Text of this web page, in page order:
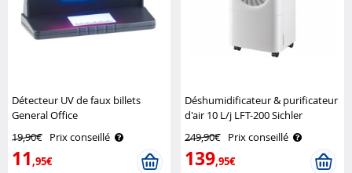
Détecteur UV de faux billets
General Office
19,90€ Prix conseillé
11,95€
Déshumidificateur & purificateur
d'air 10 L/j LFT-200 Sichler
249,90€ Prix conseillé
139,95€